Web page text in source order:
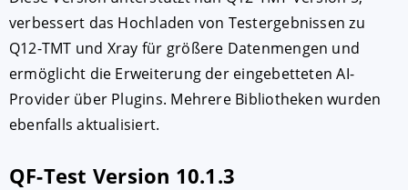
verbessert das Hochladen von Testergebnissen zu
Q12-TMT und Xray für größere Datenmengen und
ermöglicht die Erweiterung der eingebetteten AI-
Provider über Plugins. Mehrere Bibliotheken wurden
ebenfalls aktualisiert.
QF-Test Version 10.1.3